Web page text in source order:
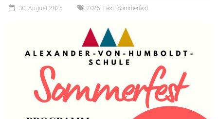
30. August 2025 2025, Fest, Sommerfest